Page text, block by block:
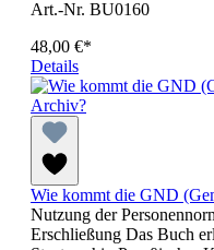
Art.-Nr. BU0160
48,00 €*
Details
Wie kommt die GND
Nutzung der
Erschließung Das Buch